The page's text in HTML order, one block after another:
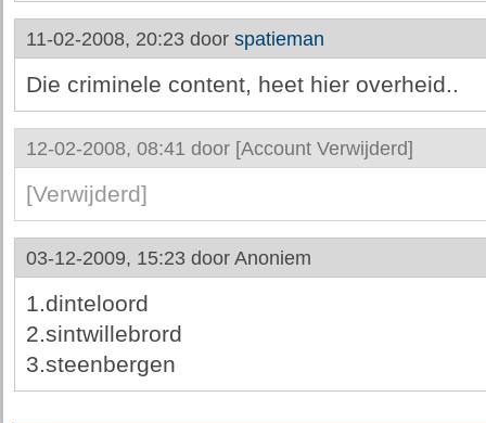
11-02-2008, 20:23 door spatieman
Die criminele content, heet hier overheid..
12-02-2008, 08:41 door [Account Verwijderd]
[Verwijderd]
03-12-2009, 15:23 door Anoniem
1.dinteloord
2.sintwillebrord
3.steenbergen